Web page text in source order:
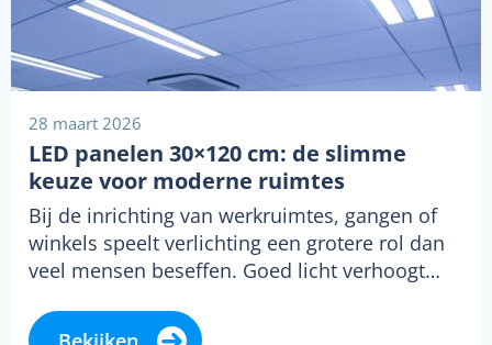
28 maart 2026
LED panelen 30×120 cm: de slimme
keuze voor moderne ruimtes
Bij de inrichting van werkruimtes, gangen of
winkels speelt verlichting een grotere rol dan
veel mensen beseffen. Goed licht verhoogt…